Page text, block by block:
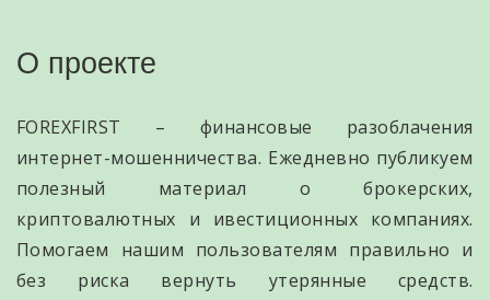
О проекте
FOREXFIRST – финансовые разоблачения
интернет-мошенничества. Ежедневно публикуем
полезный материал о брокерских,
криптовалютных и ивестиционных компаниях.
Помогаем нашим пользователям правильно и
без риска вернуть утерянные средств.